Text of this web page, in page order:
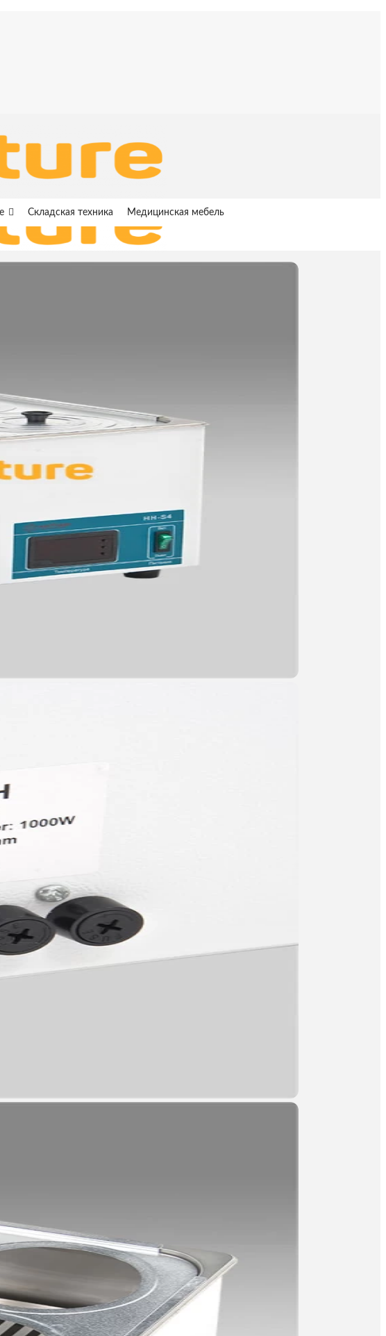
Складская техника Медицинская мебель